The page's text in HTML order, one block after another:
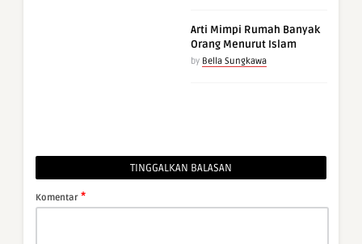
Arti Mimpi Rumah Banyak
Orang Menurut Islam
by Bella Sungkawa
TINGGALKAN BALASAN
Komentar *